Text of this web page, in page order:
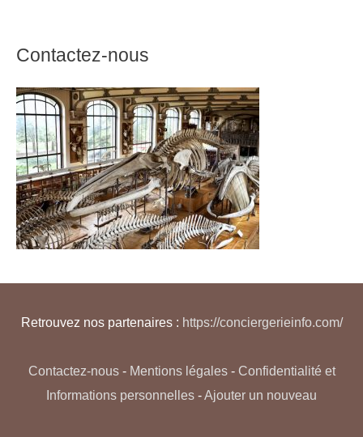
Contactez-nous
Retrouvez nos partenaires : https://conciergerieinfo.com/
Contactez-nous- Mentions légales- Confidentialité et
Informations personnelles -Ajouter un nouveau